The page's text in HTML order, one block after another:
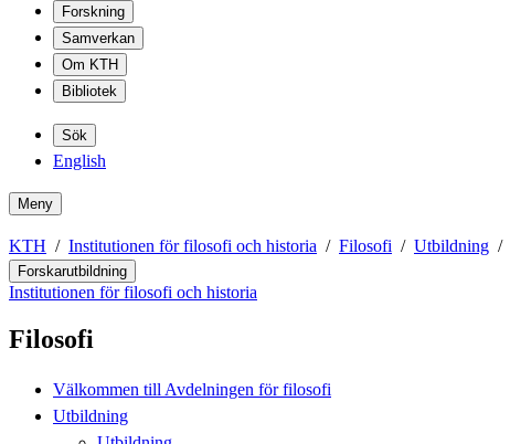
Forskning
Samverkan
Om KTH
Bibliotek
Sök
English
Meny
KTH Institutionen för filosofi och historia Filosofi Utbildning
Forskarutbildning
Institutionen för filosofi och historia
Filosofi
Välkommen till Avdelningen för filosofi
Utbildning